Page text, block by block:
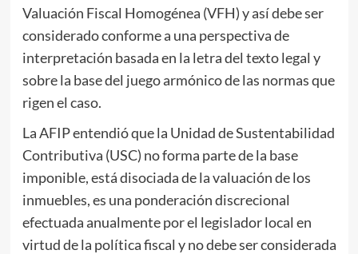
Valuación Fiscal Homogénea (VFH) y así debe ser
considerado conforme a una perspectiva de
interpretación basada en la letra del texto legal y
sobre la base del juego armónico de las normas que
rigen el caso.
La AFIP entendió que la Unidad de Sustentabilidad
Contributiva (USC) no forma parte de la base
imponible, está disociada de la valuación de los
inmuebles, es una ponderación discrecional
efectuada anualmente por el legislador local en
virtud de la política fiscal y no debe ser considerada